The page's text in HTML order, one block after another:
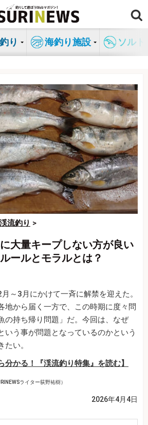
り 海釣り施設 ソル
渓流釣り >
大量キープしない方が良い
ールとモラルとは？
～3月にかけて一斉に解禁を迎えた。
地から届く一方で、この時期に度々問
の持ち帰り問題」だ。今回は、なぜ
いう事が問題となっているのかという
い。
分かる！『渓流釣り特集』を読む】
ライター荻野祐樹）
2026年4月4日